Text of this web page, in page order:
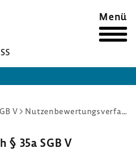
Menü
V
Nutzenbewertungsverfahren zum Wirkstoff Blinatumomab
35a SGB V